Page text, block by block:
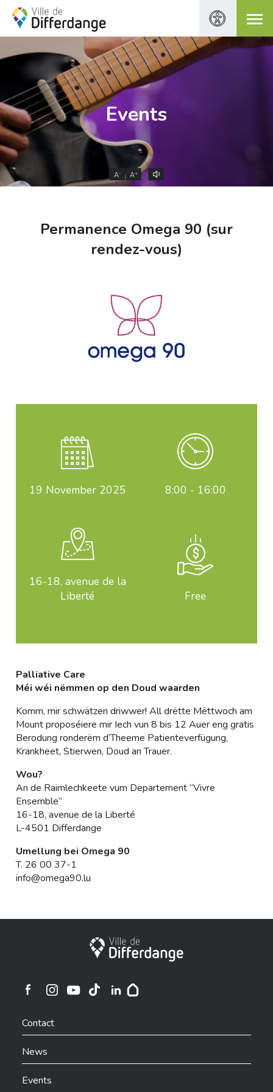
Events
A- A+
Permanence Omega 90 (sur
rendez-vous)
19 November 2025 8:00 - 16:00
16-18, avenue de la
Liberté
Free
Palliative Care
Méi wéi nëmmen op den Doud waarden
Komm, mir schwätzen driwwer! All drëtte Mëttwoch am
Mount proposéiere mir Iech vun 8 bis 12 Auer eng gratis
Berodung ronderëm d’Theeme Patienteverfügung,
Krankheet, Stierwen, Doud an Trauer.
Wou?
An de Raimlechkeete vum Departement “Vivre
Ensemble”
16-18, avenue de la Liberté
L-4501 Differdange
Umellung bei Omega 90
T. 26 00 37-1
info@omega90.lu
City of Differdange
Ville de Differdange sur Instagram
Contact
News
Events